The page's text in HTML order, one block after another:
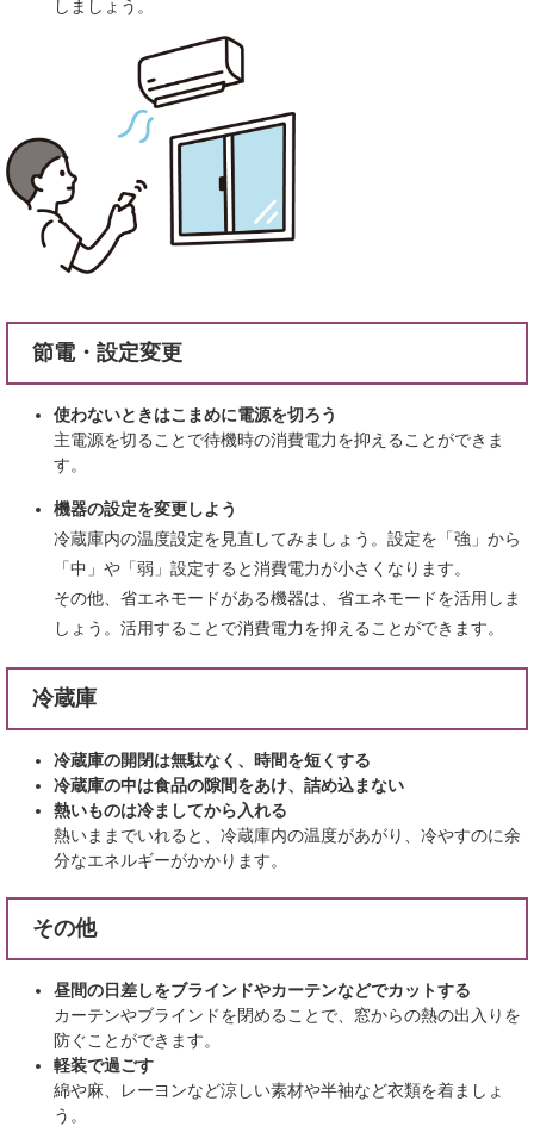
しましょう。
節電・設定変更
使わないときはこまめに電源を切ろう
主電源を切ることで待機時の消費電力を抑えることができま
す。
機器の設定を変更しよう
冷蔵庫内の温度設定を見直してみましょう。設定を「強」から
「中」や「弱」設定すると消費電力が小さくなります。
その他、省エネモードがある機器は、省エネモードを活用しま
しょう。活用することで消費電力を抑えることができます。
冷蔵庫
冷蔵庫の開閉は無駄なく、時間を短くする
冷蔵庫の中は食品の隙間をあけ、詰め込まない
熱いものは冷ましてから入れる
熱いままでいれると、冷蔵庫内の温度があがり、冷やすのに余
分なエネルギーがかかります。
その他
昼間の日差しをブラインドやカーテンなどでカットする
カーテンやブラインドを閉めることで、窓からの熱の出入りを
防ぐことができます。
軽装で過ごす
​綿や麻、レーヨンなど涼しい素材や半袖など衣類を着ましょ
う。